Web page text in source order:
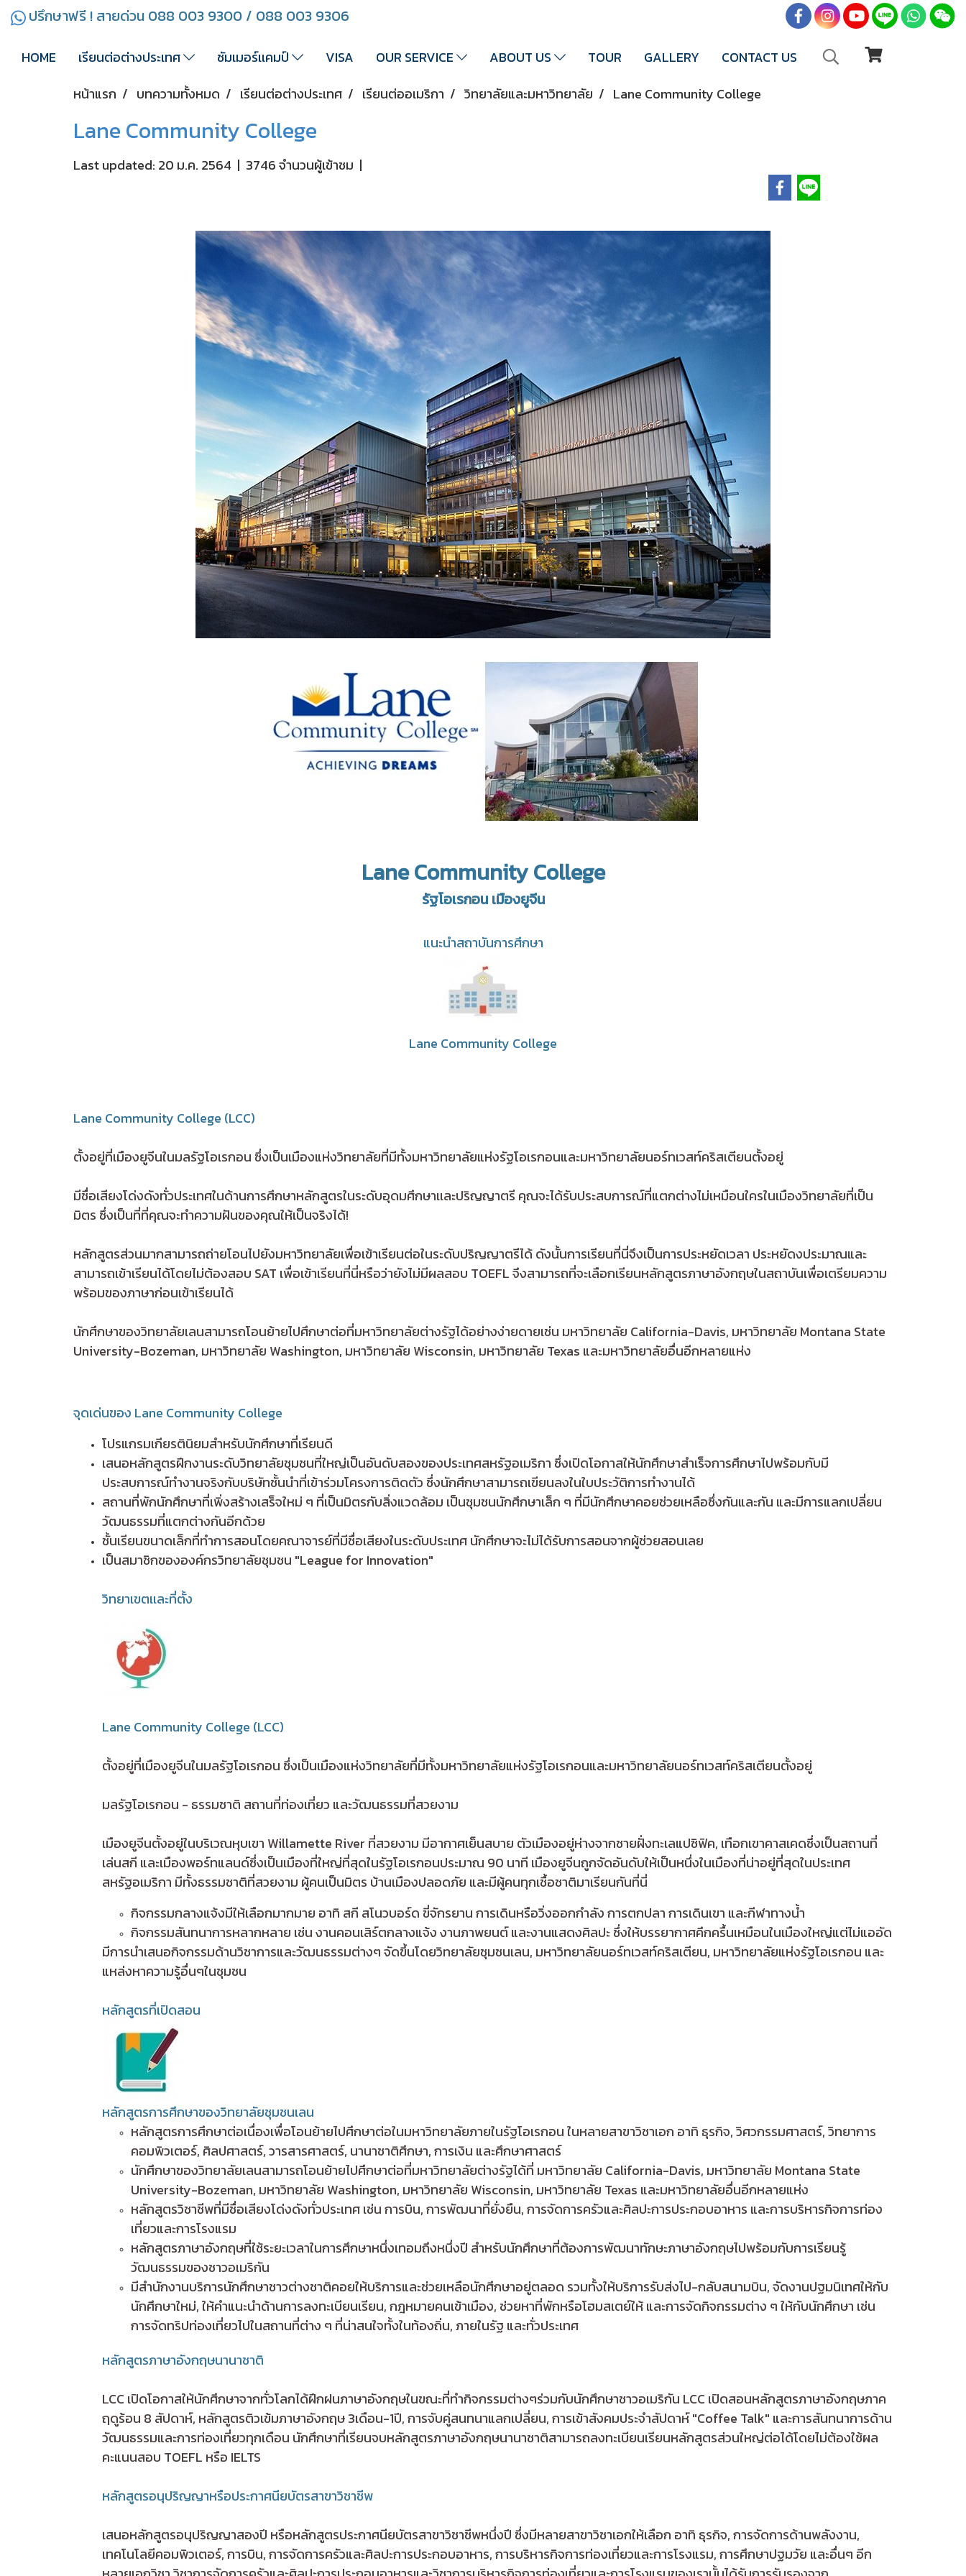
ปรึกษาฟรี ! สายด่วน 088 003 9300 / 088 003 9306
HOME เรียนต่อต่างประเทศ ซัมเมอร์เเคมป์ VISA OUR SERVICE ABOUT US TOUR GALLERY
CONTACT US
หน้าแรก
บทความทั้งหมด เรียนต่อต่างประเทศ เรียนต่ออเมริกา วิทยาลัยและมหาวิทยาลัย Lane Community College
Lane Community College
Last updated: 20 ม.ค. 2564 | 3746 จำนวนผู้เข้าชม |
Lane Community College
รัฐโอเรกอน เมืองยูจีน
แนะนำสถาบันการศึกษา
Lane Community College
Lane Community College (LCC)
ตั้งอยู่ที่เมืองยูจีนในมลรัฐโอเรกอน ซึ่งเป็นเมืองแห่งวิทยาลัยที่มีทั้งมหาวิทยาลัยแห่งรัฐโอเรกอนและมหาวิทยาลัยนอร์ทเวสท์คริสเตียนตั้งอยู่
มีชื่อเสียงโด่งดังทั่วประเทศในด้านการศึกษาหลักสูตรในระดับอุดมศึกษาเเละปริญญาตรี คุณจะได้รับประสบการณ์ที่แตกต่างไม่เหมือนใครในเมืองวิทยาลัยที่เป็น
มิตร ซึ่งเป็นที่ที่คุณจะทำความฝันของคุณให้เป็นจริงได้!
หลักสูตรส่วนมากสามารถถ่ายโอนไปยังมหาวิทยาลัยเพื่อเข้าเรียนต่อในระดับปริญญาตรีได้ ดังนั้นการเรียนที่นี่จึงเป็นการประหยัดเวลา ประหยัดงประมาณและ
สามารถเข้าเรียนได้โดยไม่ต้องสอบ SAT เพื่อเข้าเรียนที่นี่หรือว่ายังไม่มีผลสอบ TOEFL จึงสามารถที่จะเลือกเรียนหลักสูตรภาษาอังกฤษในสถาบันเพื่อเตรียมความ
พร้อมของภาษาก่อนเข้าเรียนได้
นักศึกษาของวิทยาลัยเลนสามารถโอนย้ายไปศึกษาต่อที่มหาวิทยาลัยต่างรัฐได้อย่างง่ายดายเช่น มหาวิทยาลัย California-Davis, มหาวิทยาลัย Montana State
University-Bozeman, มหาวิทยาลัย Washington, มหาวิทยาลัย Wisconsin, มหาวิทยาลัย Texas และมหาวิทยาลัยอื่นอีกหลายแห่ง
จุดเด่นของ Lane Community College
โปรแกรมเกียรตินิยมสำหรับนักศึกษาที่เรียนดี
เสนอหลักสูตรฝึกงานระดับวิทยาลัยชุมชนที่ใหญ่เป็นอันดับสองของประเทศสหรัฐอเมริกา ซึ่งเปิดโอกาสให้นักศึกษาสำเร็จการศึกษาไปพร้อมกับมี
ประสบการณ์ทำงานจริงกับบริษัทชั้นนำที่เข้าร่วมโครงการติดตัว ซึ่งนักศึกษาสามารถเขียนลงในใบประวัติการทำงานได้
สถานที่พักนักศึกษาที่เพิ่งสร้างเสร็จใหม่ ๆ ที่เป็นมิตรกับสิ่งแวดล้อม เป็นชุมชนนักศึกษาเล็ก ๆ ที่มีนักศึกษาคอยช่วยเหลือซึ่งกันและกัน และมีการแลกเปลี่ยน
วัฒนธรรมที่แตกต่างกันอีกด้วย
ชั้นเรียนขนาดเล็กที่ทำการสอนโดยคณาจารย์ที่มีชื่อเสียงในระดับประเทศ นักศึกษาจะไม่ได้รับการสอนจากผู้ช่วยสอนเลย
เป็นสมาชิกขององค์กรวิทยาลัยชุมชน "League for Innovation"
วิทยาเขตเเละที่ตั้ง
Lane Community College (LCC)
ตั้งอยู่ที่เมืองยูจีนในมลรัฐโอเรกอน ซึ่งเป็นเมืองแห่งวิทยาลัยที่มีทั้งมหาวิทยาลัยแห่งรัฐโอเรกอนและมหาวิทยาลัยนอร์ทเวสท์คริสเตียนตั้งอยู่
มลรัฐโอเรกอน - ธรรมชาติ สถานที่ท่องเที่ยว และวัฒนธรรมที่สวยงาม
เมืองยูจีนตั้งอยู่ในบริเวณหุบเขา Willamette River ที่สวยงาม มีอากาศเย็นสบาย ตัวเมืองอยู่ห่างจากชายฝั่งทะเลแปซิฟิค, เทือกเขาคาสเคดซึ่งเป็นสถานที่
เล่นสกี และเมืองพอร์ทแลนด์ซึ่งเป็นเมืองที่ใหญ่ที่สุดในรัฐโอเรกอนประมาณ 90 นาที เมืองยูจีนถูกจัดอันดับให้เป็นหนึ่งในเมืองที่น่าอยู่ที่สุดในประเทศ
สหรัฐอเมริกา มีทั้งธรรมชาติที่สวยงาม ผู้คนเป็นมิตร บ้านเมืองปลอดภัย และมีผู้คนทุกเชื้อชาติมาเรียนกันที่นี่
กิจกรรมกลางแจ้งมีให้เลือกมากมาย อาทิ สกี สโนวบอร์ด ขี่จักรยาน การเดินหรือวิ่งออกกำลัง การตกปลา การเดินเขา และกีฬาทางน้ำ
กิจกรรมสันทนาการหลากหลาย เช่น งานคอนเสิร์ตกลางแจ้ง งานภาพยนต์ และงานแสดงศิลปะ ซึ่งให้บรรยากาศคึกครื้นเหมือนในเมืองใหญ่แต่ไม่แออัด
มีการนำเสนอกิจกรรมด้านวิชาการและวัฒนธรรมต่างๆ จัดขึ้นโดยวิทยาลัยชุมชนเลน, มหาวิทยาลัยนอร์ทเวสท์คริสเตียน, มหาวิทยาลัยแห่งรัฐโอเรกอน และ
แหล่งหาความรู้อื่นๆในชุมชน
หลักสูตรที่เปิดสอน
หลักสูตรการศึกษาของวิทยาลัยชุมชนเลน
หลักสูตรการศึกษาต่อเนื่องเพื่อโอนย้ายไปศึกษาต่อในมหาวิทยาลัยภายในรัฐโอเรกอน ในหลายสาขาวิชาเอก อาทิ ธุรกิจ, วิศวกรรมศาสตร์, วิทยาการ
คอมพิวเตอร์, ศิลปศาสตร์, วารสารศาสตร์, นานาชาติศึกษา, การเงิน และศึกษาศาสตร์
นักศึกษาของวิทยาลัยเลนสามารถโอนย้ายไปศึกษาต่อที่มหาวิทยาลัยต่างรัฐได้ที่ มหาวิทยาลัย California-Davis, มหาวิทยาลัย Montana State
University-Bozeman, มหาวิทยาลัย Washington, มหาวิทยาลัย Wisconsin, มหาวิทยาลัย Texas และมหาวิทยาลัยอื่นอีกหลายแห่ง
หลักสูตรวิชาชีพที่มีชื่อเสียงโด่งดังทั่วประเทศ เช่น การบิน, การพัฒนาที่ยั่งยืน, การจัดการครัวและศิลปะการประกอบอาหาร และการบริหารกิจการท่อง
เที่ยวและการโรงแรม
หลักสูตรภาษาอังกฤษที่ใช้ระยะเวลาในการศึกษาหนึ่งเทอมถึงหนึ่งปี สำหรับนักศึกษาที่ต้องการพัฒนาทักษะภาษาอังกฤษไปพร้อมกับการเรียนรู้
วัฒนธรรมของชาวอเมริกัน
มีสำนักงานบริการนักศึกษาชาวต่างชาติคอยให้บริการและช่วยเหลือนักศึกษาอยู่ตลอด รวมทั้งให้บริการรับส่งไป-กลับสนามบิน, จัดงานปฐมนิเทศให้กับ
นักศึกษาใหม่, ให้คำแนะนำด้านการลงทะเบียนเรียน, กฎหมายคนเข้าเมือง, ช่วยหาที่พักหรือโฮมสเตย์ให้ และการจัดกิจกรรมต่าง ๆ ให้กับนักศึกษา เช่น
การจัดทริปท่องเที่ยวไปในสถานที่ต่าง ๆ ที่น่าสนใจทั้งในท้องถิ่น, ภายในรัฐ และทั่วประเทศ
หลักสูตรภาษาอังกฤษนานาชาติ
LCC เปิดโอกาสให้นักศึกษาจากทั่วโลกได้ฝึกฝนภาษาอังกฤษในขณะที่ทำกิจกรรมต่างๆร่วมกับนักศึกษาชาวอเมริกัน LCC เปิดสอนหลักสูตรภาษาอังกฤษภาค
ฤดูร้อน 8 สัปดาห์, หลักสูตรติวเข้มภาษาอังกฤษ 3เดือน-1ปี, การจับคู่สนทนาแลกเปลี่ยน, การเข้าสังคมประจำสัปดาห์ "Coffee Talk" และการสันทนาการด้าน
วัฒนธรรมและการท่องเที่ยวทุกเดือน นักศึกษาที่เรียนจบหลักสูตรภาษาอังกฤษนานาชาติสามารถลงทะเบียนเรียนหลักสูตรส่วนใหญ่ต่อได้โดยไม่ต้องใช้ผล
คะแนนสอบ TOEFL หรือ IELTS
หลักสูตรอนุปริญญาหรือประกาศนียบัตรสาขาวิชาชีพ
เสนอหลักสูตรอนุปริญญาสองปี หรือหลักสูตรประกาศนียบัตรสาขาวิชาชีพหนึ่งปี ซึ่งมีหลายสาขาวิชาเอกให้เลือก อาทิ ธุรกิจ, การจัดการด้านพลังงาน,
เทคโนโลยีคอมพิวเตอร์, การบิน, การจัดการครัวและศิลปะการประกอบอาหาร, การบริหารกิจการท่องเที่ยวและการโรงแรม, การศึกษาปฐมวัย และอื่นๆ อีก